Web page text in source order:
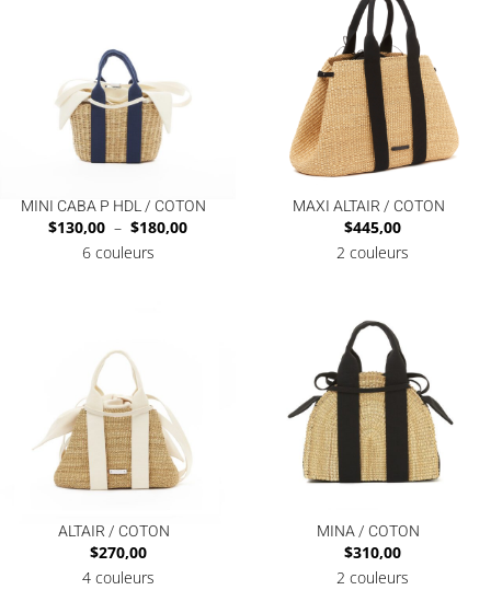
MINI CABA P HDL / COTON
$130,00 – $180,00Plage
6 couleurs
MAXI ALTAIR / COTON
$445,00
2 couleurs
ALTAIR / COTON
$270,00
4 couleurs
MINA / COTON
$310,00
2 couleurs